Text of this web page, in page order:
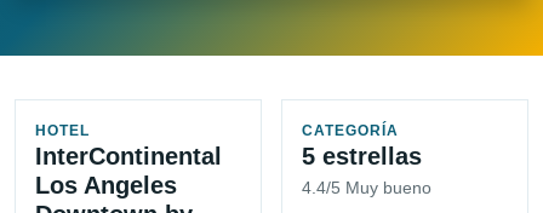
HOTEL
InterContinental
Los Angeles
CATEGORÍA
5 estrellas
4.4/5 Muy bueno